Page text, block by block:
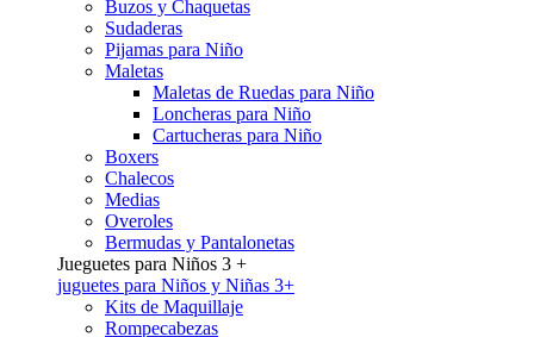
Buzos y Chaquetas
Sudaderas
Pijamas para Niño
Maletas
Maletas de Ruedas para Niño
Loncheras para Niño
Cartucheras para Niño
Boxers
Chalecos
Medias
Overoles
Bermudas y Pantalonetas
Jueguetes para Niños 3 +
juguetes para Niños y Niñas 3+
Kits de Maquillaje
Rompecabezas